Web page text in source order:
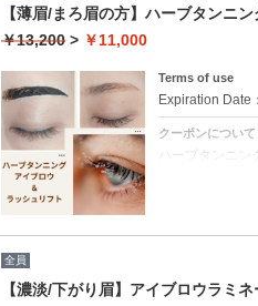
最後は眉毛メイ
※ワックスで毛
【薄眉/まろ眉の方】ハーブタンニ
￥13,200 > ￥11,000
Terms of use
Expiration Date：
クーポンについて
ハーブタンニ
つげに♪目元の
全員
【濃淡/下がり眉】アイブロウラミ